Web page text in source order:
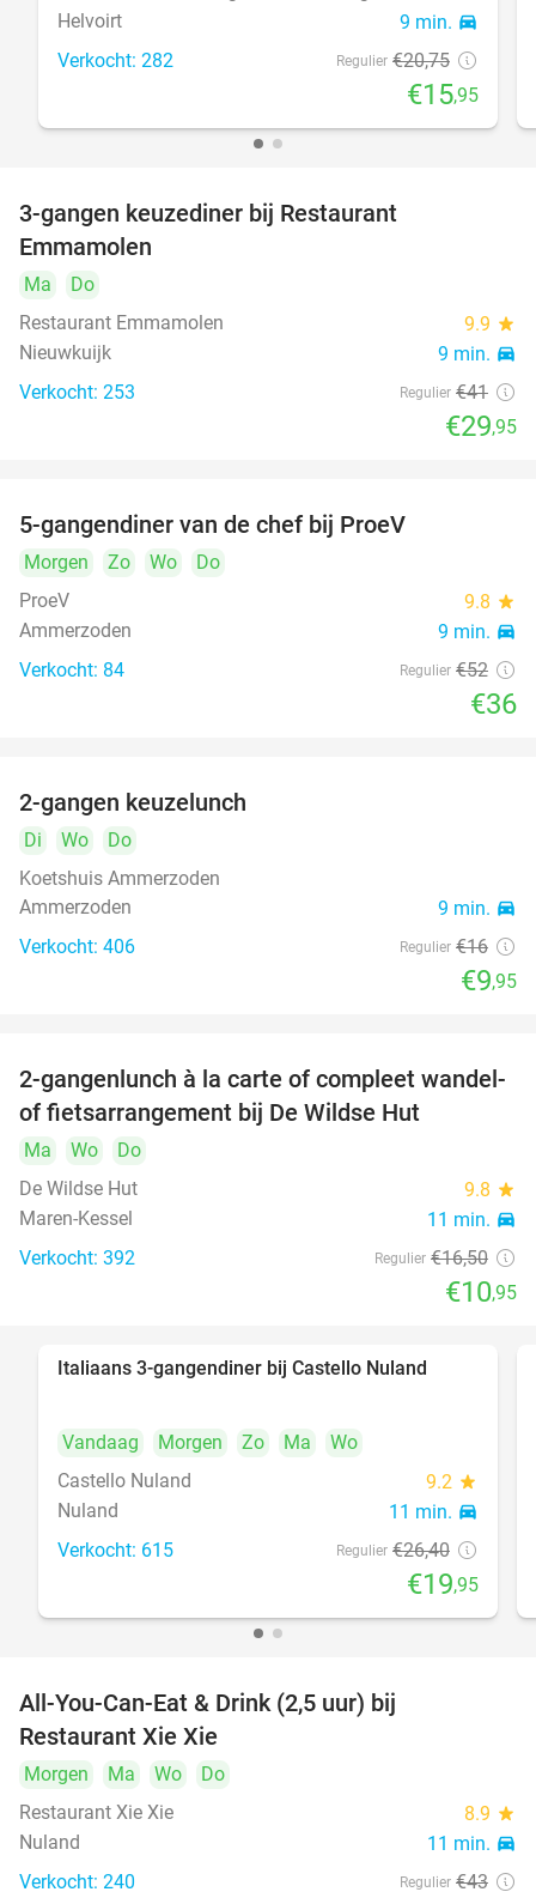
Helvoirt 9 min. directions_car
Verkocht: 282 Regulier €20,75
€15,95
3-gangen keuzediner bij Restaurant
Emmamolen
Ma
Do
Restaurant Emmamolen
9.9 star
Nieuwkuijk 9 min. directions_car
Verkocht: 253 Regulier €41
€29,95
5-gangendiner van de chef bij ProeV
Morgen Zo Wo
Do
ProeV
9.8 star
Ammerzoden 9 min. directions_car
Verkocht: 84 Regulier €52
€36
2-gangen keuzelunch
Di Wo
Do
Koetshuis Ammerzoden
Ammerzoden
9 min. directions_car
Verkocht: 406 Regulier €16
€9,95
34%
2-gangenlunch à la carte of compleet wandel-
of fietsarrangement bij De Wildse Hut
Ma Wo
Do
De Wildse Hut
9.8 star
Maren-Kessel 11 min. directions_car
Verkocht: 392 Regulier €16,50
€10,95
Italiaans 3-gangendiner bij Castello Nuland
Vandaag Morgen Zo Ma
Wo
Castello Nuland
9.2 star
Nuland 11 min. directions_car
Verkocht: 615 Regulier €26,40
€19,95
All-You-Can-Eat & Drink (2,5 uur) bij
Restaurant Xie Xie
Morgen Ma Wo
Do
Restaurant Xie Xie
8.9 star
Nuland 11 min. directions_car
Verkocht: 240 Regulier €43